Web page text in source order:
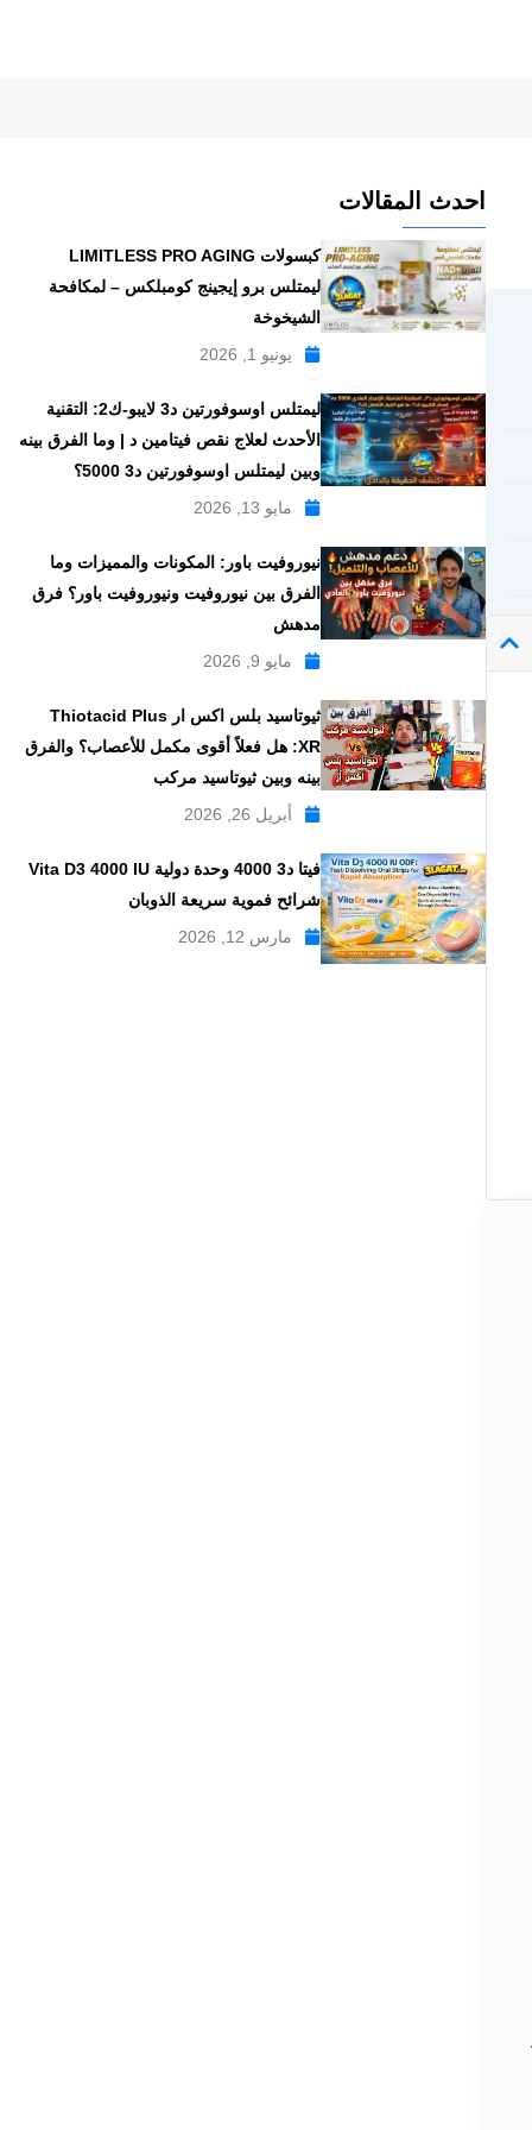
احدث المقالات
كبسولات LIMITLESS PRO AGING
ليمتلس برو إيجينج كومبلكس – لمكافحة
الشيخوخة
يونيو 1, 2026
ليمتلس اوسوفورتين د3 لايبو-ك2: التقنية
الأحدث لعلاج نقص فيتامين د | وما الفرق بينه
وبين ليمتلس اوسوفورتين د3 5000؟
مايو 13, 2026
نيوروفيت باور: المكونات والمميزات وما
الفرق بين نيوروفيت ونيوروفيت باور؟ فرق
مدهش
مايو 9, 2026
ثيوتاسيد بلس اكس ار Thiotacid Plus
XR: هل فعلاً أقوى مكمل للأعصاب؟ والفرق
بينه وبين ثيوتاسيد مركب
أبريل 26, 2026
فيتا د3 4000 وحدة دولية Vita D3 4000 IU
شرائح فموية سريعة الذوبان
مارس 12, 2026